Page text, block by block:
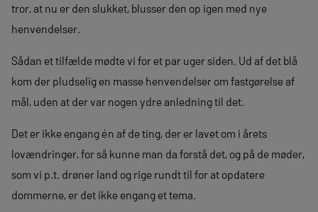
tror, at nu er den slukket, blusser den op igen med nye
henvendelser.
Sådan et tilfælde mødte vi for et par uger siden. Ud af det blå
kom der pludselig en masse henvendelser om fastgørelse af
mål, uden at der var nogen ydre anledning til det.
Det er ikke engang én af de ting, der er lavet om i årets
lovændringer, for så kunne man da forstå det, og på de møder,
som vi p.t. drøner land og rige rundt til for at opdatere
dommerne, er det ikke engang et tema.